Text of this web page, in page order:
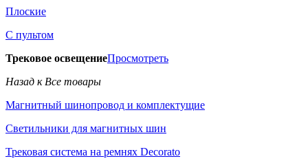
Плоские
С пультом
Трековое освещениеПросмотреть
Назад к Все товары
Магнитный шинопровод и комплектущие
Светильники для магнитных шин
Трековая система на ремнях Decorato